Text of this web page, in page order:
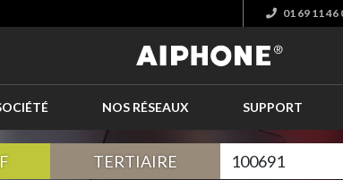
01 69 11 46
NOS RÉSEAUX SUPPORT
TERTIAIRE